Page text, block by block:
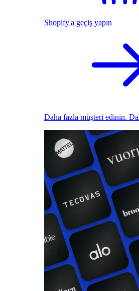
Shopify'a geçiş yapın
Daha fazla müşteri edinin.